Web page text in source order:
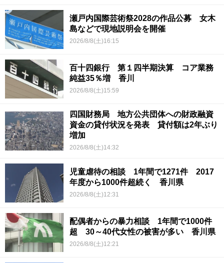
瀬戸内国際芸術祭2028の作品公募 女木
島などで現地説明会を開催
2026/8/8(土)16:15
百十四銀行 第１四半期決算 コア業務
純益35％増 香川
2026/8/8(土)15:59
四国財務局 地方公共団体への財政融資
資金の貸付状況を発表 貸付額は2年ぶり
増加
2026/8/8(土)14:32
児童虐待の相談 1年間で1271件 2017
年度から1000件超続く 香川県
2026/8/8(土)12:31
配偶者からの暴力相談 1年間で1000件
超 30～40代女性の被害が多い 香川県
2026/8/8(土)12:21